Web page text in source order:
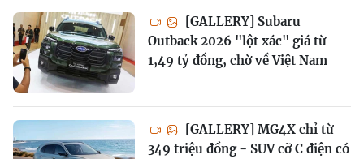
[GALLERY] Subaru
Outback 2026 "lột xác" giá từ
1,49 tỷ đồng, chờ về Việt Nam
[GALLERY] MG4X chỉ từ
349 triệu đồng - SUV cỡ C điện có